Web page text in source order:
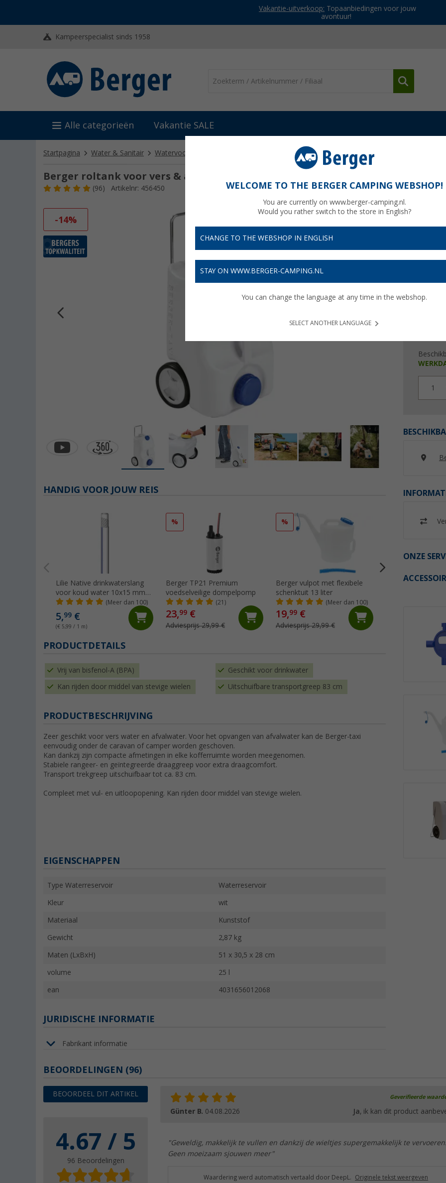
Vakantie-uitverkoop: Topaanbiedingen voor jouw
avontuur!
Kampeerspecialist sinds 1958
Alle categorieën Vakantie SALE
Startpagina Water & Sanitair Watervoorziening Afvalwater- & grijswatertanks Berger roltank voor vers &
Berger roltank voor vers & afvalwater Watertaxi 25 liter
(96) Artikelnr: 456450
-14%
€
1
ONZE
HANDIG VOOR JOUW REIS
Lilie Native drinkwaterslang
voor koud water 10x15 mm
(per meter)
(Meer dan 100)
5,99 €
(€ 5,99 / 1 m)
%
Berger TP21 Premium
voedselveilige dompelpomp
(21)
23,99 €
Adviesprijs 29,99 €
%
Berger vulpot met flexibele
schenktuit 13 liter
(Meer dan 100)
19,99 €
Adviesprijs 29,99 €
Lilie Native
PRODUCTDETAILS
Vrij van bisfenol-A (BPA) Geschikt voor drinkwater
Kan rijden door middel van stevige wielen Uitschuifbare transportgreep 83 cm
PRODUCTBESCHRIJVING
Zeer geschikt voor vers water en afvalwater. Voor het opvangen van afvalwater kan de Berger-taxi
eenvoudig onder de caravan of camper worden geschoven.
Kan dankzij zijn compacte afmetingen in elke kofferruimte worden meegenomen.
Stabiele rangeer- en geïntegreerde draaggreep voor extra draagcomfort.
Transport trekgreep uitschuifbaar tot ca. 83 cm.
Compleet met vul- en uitloopopening. Kan rijden door middel van stevige wielen.
EIGENSCHAPPEN
Type Waterreservoir Waterreservoir
Kleur wit
Materiaal Kunststof
Gewicht 2,87 kg
Maten (LxBxH) 51 x 30,5 x 28 cm
volume 25 l
ean 4031656012068
JURIDISCHE INFORMATIE
Fabrikant informatie
BEOORDELINGEN (96)
BEOORDEEL DIT ARTIKEL
4.67 / 5
96 Beoordelingen
Geverifieerde
Günter B. 04.08.2026 Ja, ik kan dit product
"Geweldig, makkelijk te vullen en dankzij de wieltjes supergemakkelijk te vervoeren.
Geen moeizaam sjouwen meer"
Waardering werd automatisch vertaald door DeepL. Originele tekst weergeven
WELCOME TO THE BERGER CAMPING WEBSHOP!
You are currently on www.berger-camping.nl.
Would you rather switch to the store in English?
CHANGE TO THE WEBSHOP IN ENGLISH
STAY ON WWW.BERGER-CAMPING.NL
You can change the language at any time in the webshop.
SELECT ANOTHER LANGUAGE